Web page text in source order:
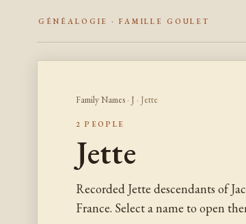
GÉNÉALOGIE · FAMILLE GOULET
Family Names· J · Jette
2 PEOPLE
Jette
Recorded Jette descendants of
France. Select a name to open